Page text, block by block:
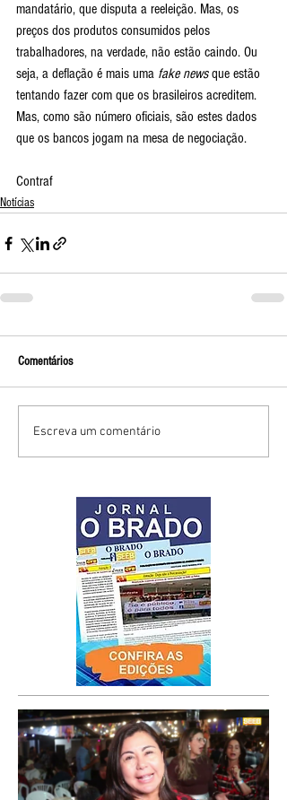
mandatário, que disputa a reeleição. Mas, os
preços dos produtos consumidos pelos
trabalhadores, na verdade, não estão caindo. Ou
seja, a deflação é mais uma fake news que estão
tentando fazer com que os brasileiros acreditem.
Mas, como são número oficiais, são estes dados
que os bancos jogam na mesa de negociação.
Contraf
Notícias
Comentários
Escreva um comentário